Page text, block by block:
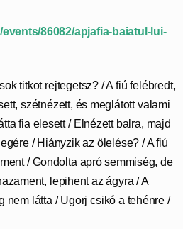
86082/apjafia-baiatul-lui-
titkot rejtegetsz? / A fiú felébredt,
szétnézett, és meglátott valami
fia elesett / Elnézett balra, majd
/ Hiányzik az ölelése? / A fiú
/ Gondolta apró semmiség, de
lepihent az ágyra / A
nem látta / Ugorj csikó a tehénre /